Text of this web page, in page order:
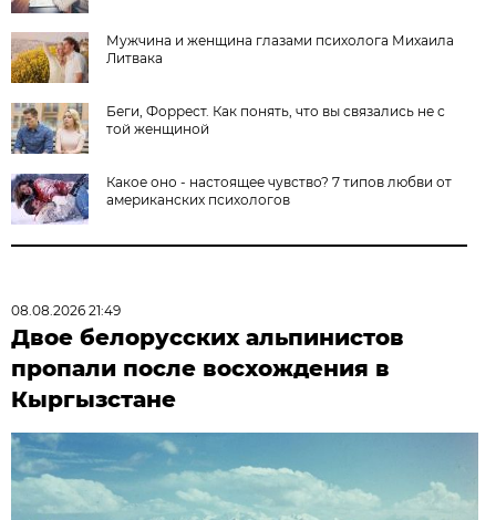
Мужчина и женщина глазами психолога Михаила
Литвака
Беги, Форрест. Как понять, что вы связались не с
той женщиной
Какое оно - настоящее чувство? 7 типов любви от
американских психологов
08.08.2026 21:49
Двое белорусских альпинистов
пропали после восхождения в
Кыргызстане